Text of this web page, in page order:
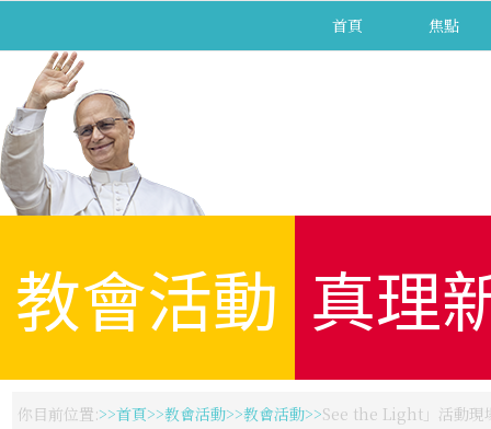
首頁 焦點
教會活動 真理
你目前位置: 首頁 教會活動 教會活動 See the Light」活動現